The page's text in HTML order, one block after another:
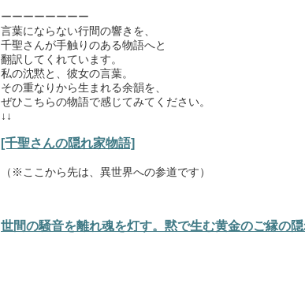
ーーーーーーーー
言葉にならない行間の響きを、
千聖さんが手触りのある物語へと
翻訳してくれています。
私の沈黙と、彼女の言葉。
その重なりから生まれる余韻を、
ぜひこちらの物語で感じてみてください。
↓↓
[千聖さんの隠れ家物語]
（※ここから先は、異世界への参道です）
世間の騒音を離れ魂を灯す。黙で生む黄金のご縁の隠